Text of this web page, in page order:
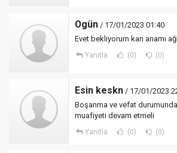
Ogün / 17/01/2023 01:40
Evet bekliyorum karı anamı
Yanıtla (0) (0)
Esin keskn / 17/01/2023
Boşanma ve vefat
muafiyeti devam etmeli
Yanıtla (0) (0)